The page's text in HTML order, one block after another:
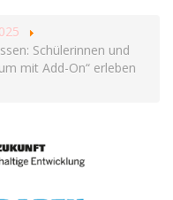
Schülerinnen und
mit Add-On“ erleben